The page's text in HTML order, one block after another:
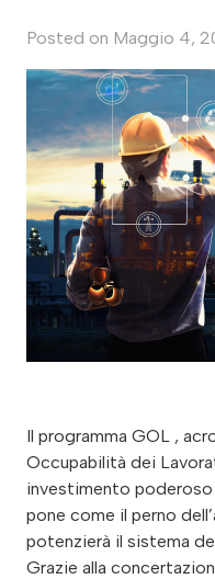
Posted on Maggio 4,
Il programma GOL ,
Occupabilità dei
investimento
pone come il perno
potenzierà il sistema
Grazie alla